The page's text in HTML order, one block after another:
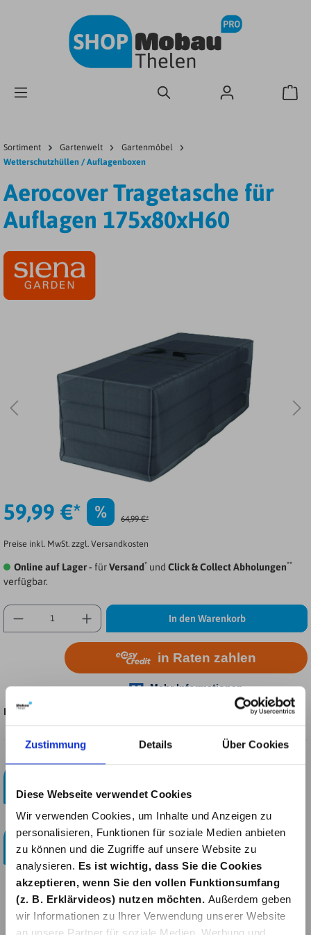
Zustimmung Details Über Cookies
Diese Webseite verwendet Cookies
Wir verwenden Cookies, um Inhalte und Anzeigen zu
personalisieren, Funktionen für soziale Medien anbieten
zu können und die Zugriffe auf unsere Website zu
analysieren. Es ist wichtig, dass Sie die Cookies
akzeptieren, wenn Sie den vollen Funktionsumfang
(z. B. Erklärvideos) nutzen möchten. Außerdem geben
wir Informationen zu Ihrer Verwendung unserer Website
an unsere Partner für soziale Medien, Werbung und
Sortiment Gartenwelt
Gartenmöbel
Wetterschutzhüllen / Auflagenboxen
Aerocover Tragetasche für
Auflagen 175x80xH60
59,99 €* % 64,99 €*
Preise inkl. MwSt. zzgl. Versandkosten
Online auf Lager - fürVersand* und Click & Collect Abholungen**
verfügbar.
In den Warenkorb
Produktnummer:
Kostenloser Paketversand!
Bestellen & Abholen
Online bestellen und im Bauzentrum in Simmerath
abholen.